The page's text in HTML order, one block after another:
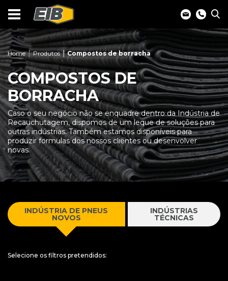
Home Produtos Compostos de borracha
COMPOSTOS DE
BORRACHA
Caso o seu negócio não se enquadre dentro da Indústria de
Recauchutagem, dispomos de um leque de soluções para
outras indústrias. Também estamos disponíveis para
produzir formulas dos nossos clientes ou desenvolver
novas.
INDÚSTRIA DE PNEUS
NOVOS
INDÚSTRIAS
TÉCNICAS
Selecione os filtros pretendidos: